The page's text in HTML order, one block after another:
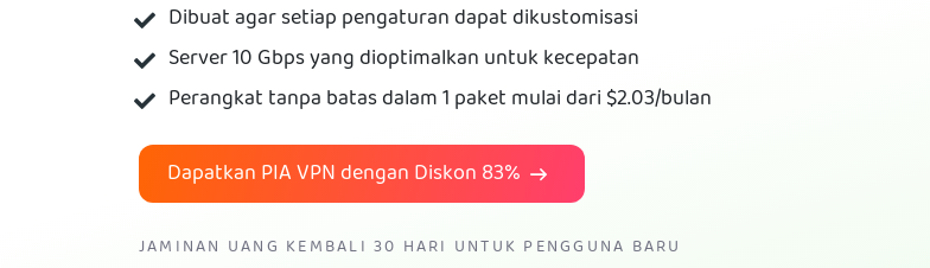
Dibuat agar setiap pengaturan dapat dikustomisasi
Server 10 Gbps yang dioptimalkan untuk kecepatan
Perangkat tanpa batas dalam 1 paket mulai dari$2.03/bulan
Dapatkan PIA VPN dengan Diskon83%
JAMINAN UANG KEMBALI 30 HARI UNTUK PENGGUNA BARU